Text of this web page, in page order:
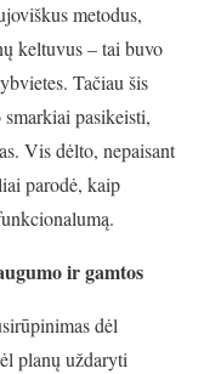
metodus,
keltuvus – tai buvo
Tačiau šis
pasikeisti,
Vis dėlto, nepaisant
parodė, kaip
ir gamtos
dėl
planų uždaryti